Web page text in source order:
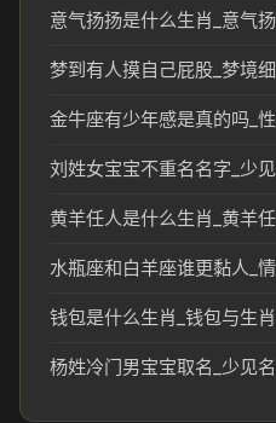
意气扬扬是什么生肖_意气
梦到有人摸自己屁股_梦境
金牛座有少年感是真的吗_
刘姓女宝宝不重名名字_少
黄羊任人是什么生肖_黄羊
水瓶座和白羊座谁更黏人_
钱包是什么生肖_钱包与生
杨姓冷门男宝宝取名_少见